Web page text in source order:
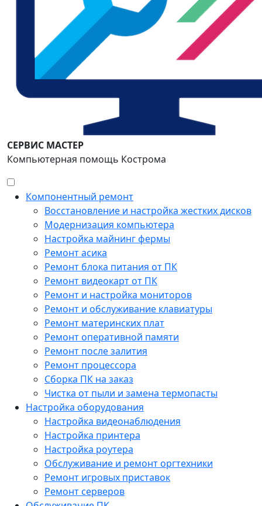
СЕРВИС МАСТЕР
Компьютерная помощь Кострома
Компонентный ремонт
Восстановление и настройка жестких дисков
Модернизация компьютера
Настройка майнинг фермы
Ремонт асика
Ремонт блока питания от ПК
Ремонт видеокарт от ПК
Ремонт и настройка мониторов
Ремонт и обслуживание клавиатуры
Ремонт материнских плат
Ремонт оперативной памяти
Ремонт после залития
Ремонт процессора
Сборка ПК на заказ
Чистка от пыли и замена термопасты
Настройка оборудования
Настройка видеонаблюдения
Настройка принтера
Настройка роутера
Обслуживание и ремонт оргтехники
Ремонт игровых приставок
Ремонт серверов